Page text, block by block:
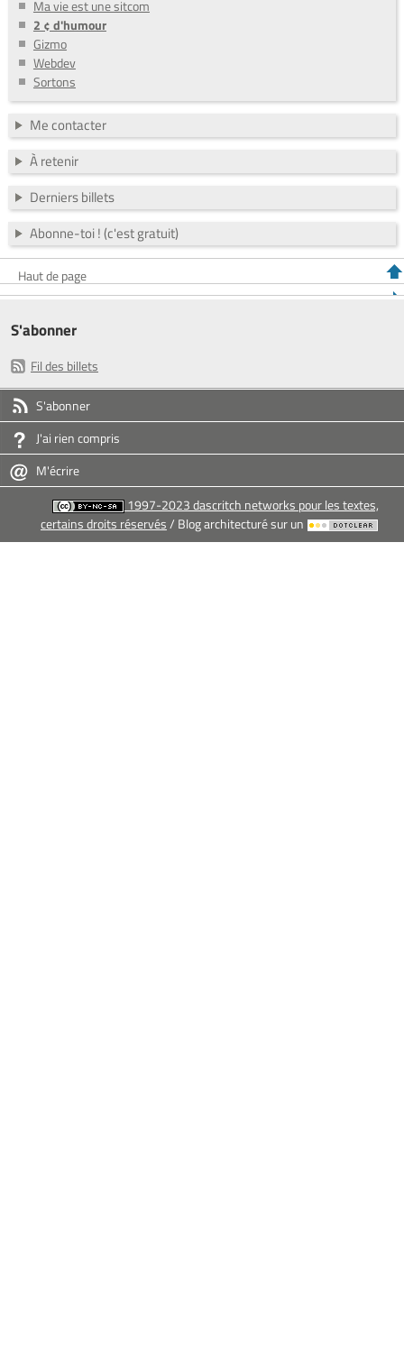
Ma vie est une sitcom
2 ¢ d'humour
Gizmo
Webdev
Sortons
Me contacter
À retenir
Derniers billets
Abonne-toi ! (c'est gratuit)
Haut de page
S'abonner
Fil des billets
S'abonner
J'ai rien compris
M'écrire
1997-2023 dascritch networks pour les textes,
certains droits réservés/ Blog architecturé sur un